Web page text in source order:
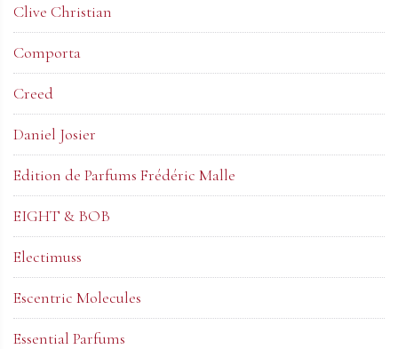
Clive Christian
Comporta
Creed
Daniel Josier
Edition de Parfums Frédéric Malle
EIGHT & BOB
Electimuss
Escentric Molecules
Essential Parfums